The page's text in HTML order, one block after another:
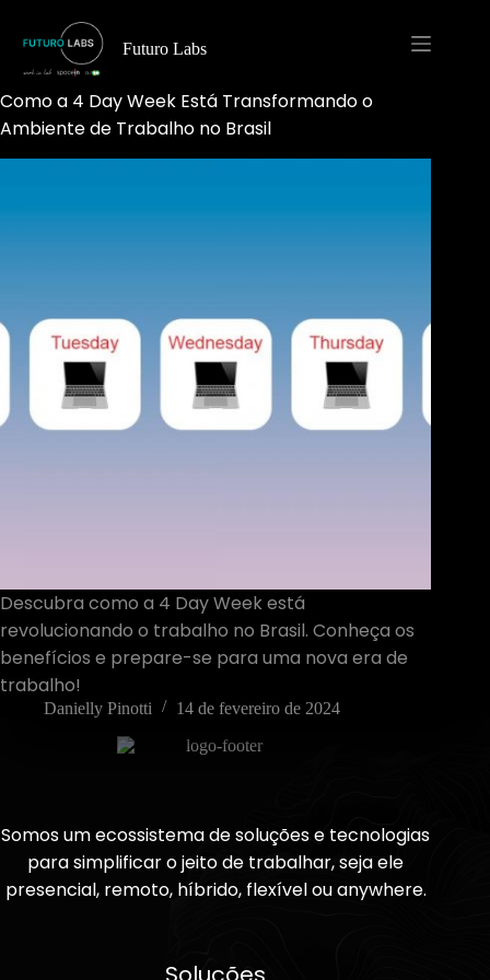
conteúdo
Futuro Labs
Como a 4 Day Week Está Transformando o
Ambiente de Trabalho no Brasil
Descubra como a 4 Day Week está
revolucionando o trabalho no Brasil. Conheça os
benefícios e prepare-se para uma nova era de
trabalho!
Danielly Pinotti 14 de fevereiro de 2024
Somos um ecossistema de soluções e tecnologias
para simplificar o jeito de trabalhar, seja ele
presencial, remoto, híbrido, flexível ou anywhere.